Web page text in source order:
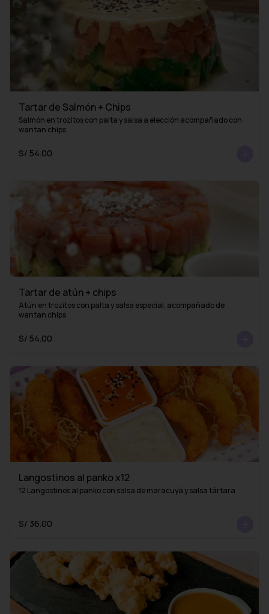
Tartar de Salmón + Chips
Salmón en trozitos con palta y salsa a elección acompañado con
wantan chips.
S/ 54.00
Tartar de atún + chips
Atún en trozitos con palta y salsa especial, acompañado de
wantan chips
S/ 54.00
Langostinos al panko x12
12 Langostinos al panko con salsa de maracuyá y salsa tártara
S/ 36.00